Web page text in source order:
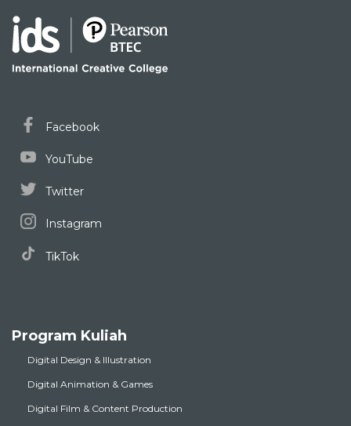
TikTok
Digital Design & Illustration
Digital Animation & Games
Digital Film & Content Production
Pathway to JMC Academy